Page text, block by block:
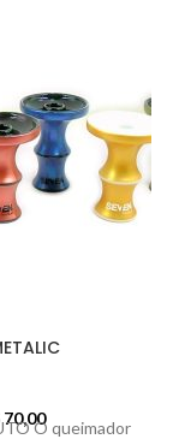
70,00O queimador